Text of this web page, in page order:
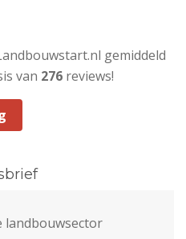
gemiddeld
van 276 reviews!
landbouwsector